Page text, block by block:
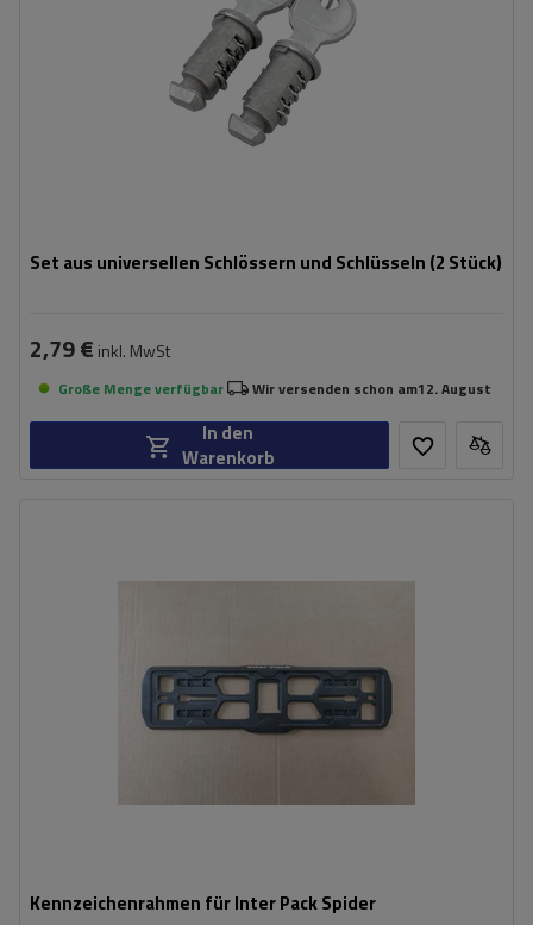
Set aus universellen Schlössern und Schlüsseln (2 Stück)
2,79 € inkl. MwSt
Große Menge verfügbar Wir versenden schon am12. August
In den
Warenkorb
Kennzeichenrahmen für Inter Pack Spider